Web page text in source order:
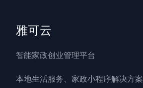
雅可云
智能家政创业管理平台
本地生活服务、家政小程序解决方案